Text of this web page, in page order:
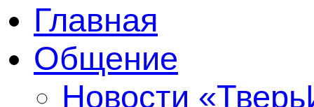
Главная
Общение
Новости